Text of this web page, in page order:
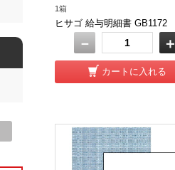
1箱
ヒサゴ 給与明細書 GB1172
－ ＋
カートに入れる